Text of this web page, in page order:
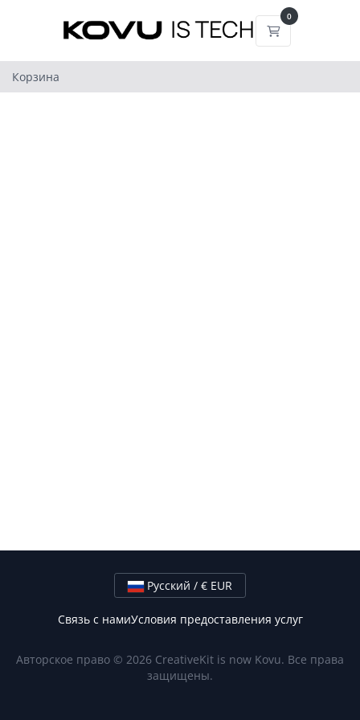
0
Корзина
Корзина
Русский / € EUR
Связь с намиУсловия предоставления услуг
Авторское право © 2026 CreativeKit is now Kovu. Все права
защищены.